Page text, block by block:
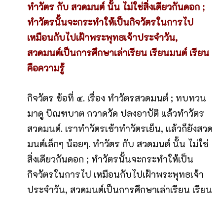
ทำวัตร กับ สวดมนต์ นั้น ไม่ใช่สิ่งเดียวกันดอก ;
ทำวัตรนั้นจะกระทำให้เป็นกิจวัตรในการไป
เหมือนกับไปเฝ้าพระพุทธเจ้าประจำวัน,
สวดมนต์เป็นการศึกษาเล่าเรียน เรียนมนต์ เรียน
คือความรู้
กิจวัตร ข้อที่ ๔. เรื่อง ทำวัตรสวดมนต์ ; ทบทวน
มาดู บิณฑบาต กวาดวัด ปลงอาบัติ แล้วทำวัตร
สวดมนต์. เราทำวัตรเช้าทำวัตรเย็น, แล้วก็ยังสวด
มนต์เล็กๆ น้อยๆ. ทำวัตร กับ สวดมนต์ นั้น ไม่ใช่
สิ่งเดียวกันดอก ; ทำวัตรนั้นจะกระทำให้เป็น
กิจวัตรในการไป เหมือนกับไปเฝ้าพระพุทธเจ้า
ประจำวัน, สวดมนต์เป็นการศึกษาเล่าเรียน เรียน